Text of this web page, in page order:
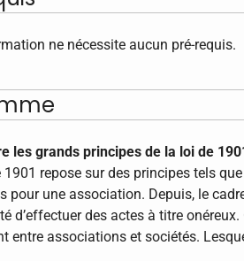
ne nécessite aucun pré-requis.
les grands principes de la loi de
1901 repose sur des principes tels
pour une association. Depuis, le
d’effectuer des actes à titre
entre associations et sociétés.